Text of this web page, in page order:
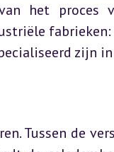
het proces
zijn
Tussen de